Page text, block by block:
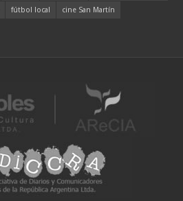
fútbol local cine San Martín